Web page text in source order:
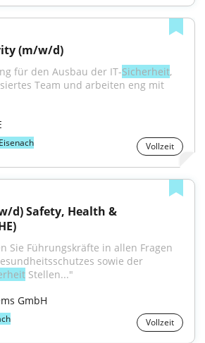
(m/w/d)
für den Ausbau der IT-Sicherheit,
Team und arbeiten eng mit
Eisenach Vollzeit
d) Safety, Health &
Sie Führungskräfte in allen Fragen
sowie der
Stellen..."
GmbH
Vollzeit